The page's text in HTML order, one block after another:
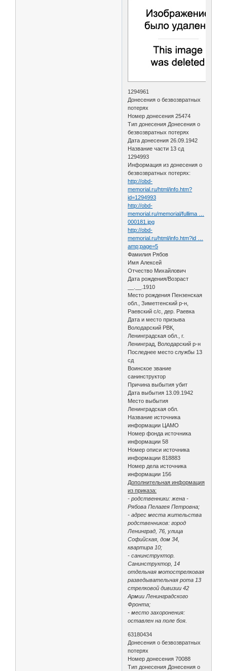
1294961
Донесения о безвозвратных
потерях
Номер донесения 25474
Тип донесения Донесения о
безвозвратных потерях
Дата донесения 26.09.1942
Название части 13 сд
1294993
Информация из донесения о
безвозвратных потерях:
http://obd-
memorial.ru/html/info.htm?
id=1294993
http://obd-
memorial.ru/memorial/fullima …
000181.jpg
http://obd-
memorial.ru/html/info.htm?id …
amp;page=5
Фамилия Рябов
Имя Алексей
Отчество Михайлович
Дата рождения/Возраст
__.__.1910
Место рождения Пензенская
обл., Зиметгенский р-н,
Раевский с/с, дер. Раевка
Дата и место призыва
Володарский РВК,
Ленинградская обл., г.
Ленинград, Володарский р-н
Последнее место службы 13
сд
Воинское звание
санинструктор
Причина выбытия убит
Дата выбытия 13.09.1942
Место выбытия
Ленинградская обл.
Название источника
информации ЦАМО
Номер фонда источника
информации 58
Номер описи источника
информации 818883
Номер дела источника
информации 156
Дополнительная информация
из приказа:
- родственники: жена -
Рябова Пелагея Петровна;
- адрес места жительства
родственников: город
Ленинград, 76, улица
Софийская, дом 34,
квартира 10;
- санинструктор.
Санинструктор, 14
отдельная мотострелковая
разведывательная рота 13
стрелковой дивизии 42
Армии Ленинградского
Фронта;
- место захоронения:
оставлен на поле боя.
63180434
Донесения о безвозвратных
потерях
Номер донесения 70088
Тип донесения Донесения о